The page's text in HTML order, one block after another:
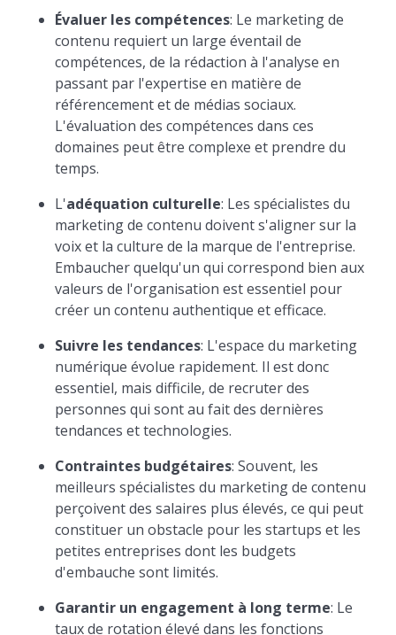
Évaluer les compétences: Le marketing de
contenu requiert un large éventail de
compétences, de la rédaction à l'analyse en
passant par l'expertise en matière de
référencement et de médias sociaux.
L'évaluation des compétences dans ces
domaines peut être complexe et prendre du
temps.
L'adéquation culturelle: Les spécialistes du
marketing de contenu doivent s'aligner sur la
voix et la culture de la marque de l'entreprise.
Embaucher quelqu'un qui correspond bien aux
valeurs de l'organisation est essentiel pour
créer un contenu authentique et efficace.
Suivre les tendances: L'espace du marketing
numérique évolue rapidement. Il est donc
essentiel, mais difficile, de recruter des
personnes qui sont au fait des dernières
tendances et technologies.
Contraintes budgétaires: Souvent, les
meilleurs spécialistes du marketing de contenu
perçoivent des salaires plus élevés, ce qui peut
constituer un obstacle pour les startups et les
petites entreprises dont les budgets
d'embauche sont limités.
Garantir un engagement à long terme: Le
taux de rotation élevé dans les fonctions